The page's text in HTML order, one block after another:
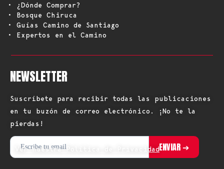
• ¿Dónde Comprar?
• Bosque Chiruca
• Guías Camino de Santiago
• Expertos en el Camino
NEWSLETTER
Suscríbete para recibir todas las publicaciones
en tu buzón de correo electrónico. ¡No te la
pierdas!
Ver nuestra Política de Privacidad